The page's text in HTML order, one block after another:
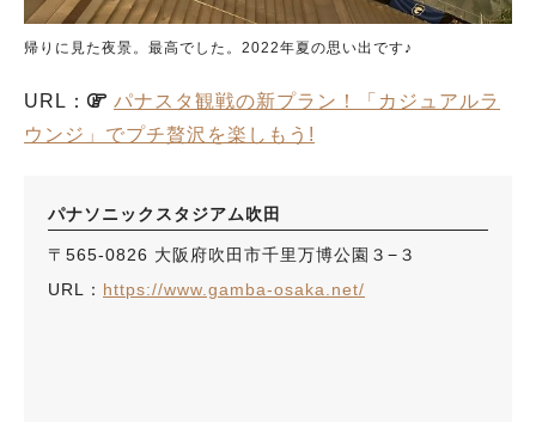
帰りに見た夜景。最高でした。2022年夏の思い出です♪
URL：
パナスタ観戦の新プラン！「カジュアルラ
ウンジ」でプチ贅沢を楽しもう!
パナソニックスタジアム吹田
〒565-0826 大阪府吹田市千里万博公園３−３
URL： https://www.gamba-osaka.net/